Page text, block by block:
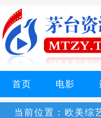
首页 电影
当前位置： 欧美综